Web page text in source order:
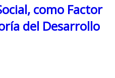
como Factor
del Desarrollo